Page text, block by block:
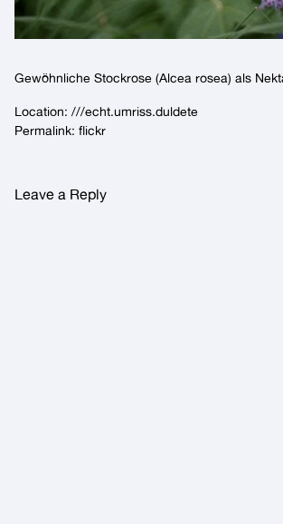
Gewöhnliche Stockrose (Alcea rosea) als
Location: ///echt.umriss.duldete
Permalink: flickr
Leave a Reply